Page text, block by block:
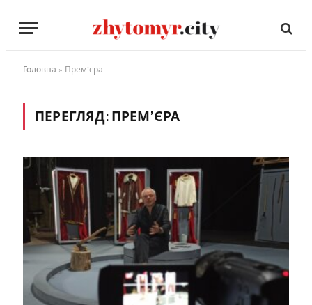
Головна » Прем'єра
ПЕРЕГЛЯД: ПРЕМ’ЄРА